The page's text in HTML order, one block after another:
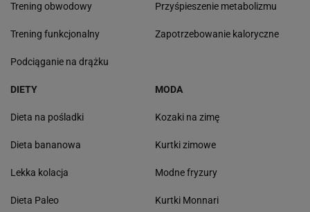
Trening obwodowy
Trening funkcjonalny
Podciąganie na drążku
Przyśpieszenie metabolizmu
Zapotrzebowanie kaloryczne
DIETY
Dieta na pośladki
Dieta bananowa
Lekka kolacja
Dieta Paleo
MODA
Kozaki na zimę
Kurtki zimowe
Modne fryzury
Kurtki Monnari